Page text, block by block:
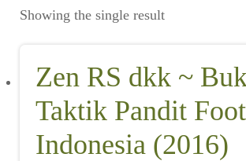
Cari Arsip
Showing the single result
Zen RS dkk ~
Taktik Pandit
Indonesia (2016)